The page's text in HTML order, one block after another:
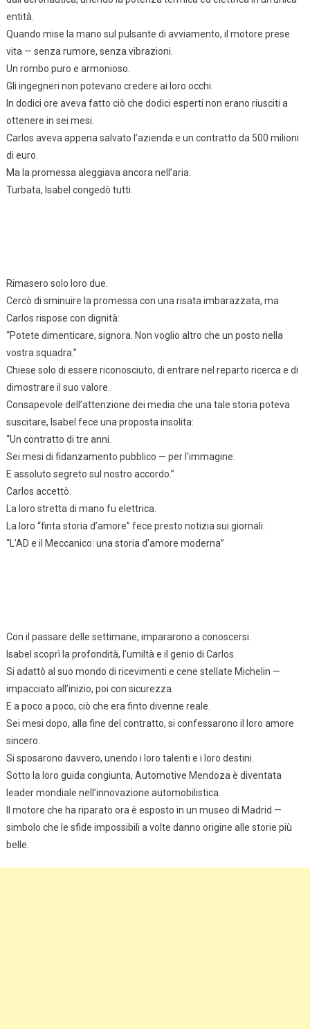
entità.
Quando mise la mano sul pulsante di avviamento, il motore prese
vita — senza rumore, senza vibrazioni.
Un rombo puro e armonioso.
Gli ingegneri non potevano credere ai loro occhi.
In dodici ore aveva fatto ciò che dodici esperti non erano riusciti a
ottenere in sei mesi.
Carlos aveva appena salvato l’azienda e un contratto da 500 milioni
di euro.
Ma la promessa aleggiava ancora nell’aria.
Turbata, Isabel congedò tutti.
Rimasero solo loro due.
Cercò di sminuire la promessa con una risata imbarazzata, ma
Carlos rispose con dignità:
“Potete dimenticare, signora. Non voglio altro che un posto nella
vostra squadra.”
Chiese solo di essere riconosciuto, di entrare nel reparto ricerca e di
dimostrare il suo valore.
Consapevole dell’attenzione dei media che una tale storia poteva
suscitare, Isabel fece una proposta insolita:
“Un contratto di tre anni.
Sei mesi di fidanzamento pubblico — per l’immagine.
E assoluto segreto sul nostro accordo.”
Carlos accettò.
La loro stretta di mano fu elettrica.
La loro “finta storia d’amore” fece presto notizia sui giornali:
“L’AD e il Meccanico: una storia d’amore moderna”
Con il passare delle settimane, impararono a conoscersi.
Isabel scoprì la profondità, l’umiltà e il genio di Carlos.
Si adattò al suo mondo di ricevimenti e cene stellate Michelin —
impacciato all’inizio, poi con sicurezza.
E a poco a poco, ciò che era finto divenne reale.
Sei mesi dopo, alla fine del contratto, si confessarono il loro amore
sincero.
Si sposarono davvero, unendo i loro talenti e i loro destini.
Sotto la loro guida congiunta, Automotive Mendoza è diventata
leader mondiale nell’innovazione automobilistica.
Il motore che ha riparato ora è esposto in un museo di Madrid —
simbolo che le sfide impossibili a volte danno origine alle storie più
belle.